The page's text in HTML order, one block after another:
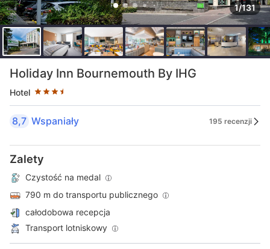
1/131
Holiday Inn Bournemouth By IHG
Hotel
Liczba gwiazdek: 3.5
8,7 Wspaniały 195 recenzji
Zalety
Czystość na medal
790 m do transportu publicznego
całodobowa recepcja
Transport lotniskowy